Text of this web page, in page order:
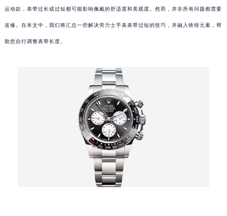
运动款，表带过长或过短都可能影响佩戴的舒适度和美观度。然而，并非所有问题都需要
送修。在本文中，我们将汇总一些解决劳力士手表表带过短的技巧，并融入铁钳元素，帮
助您自行调整表带长度。